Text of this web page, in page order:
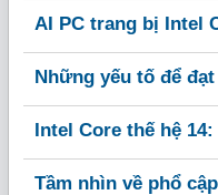
AI PC trang bị Intel
Những yếu tố để
Intel Core thế hệ
Tầm nhìn về phổ